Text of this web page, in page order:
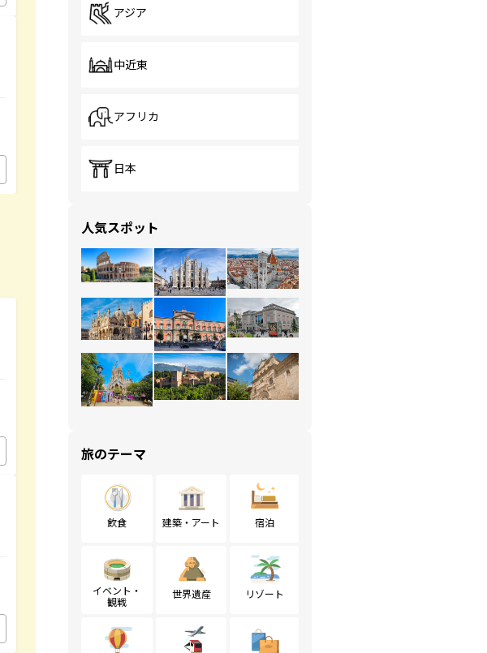
アジア
中近東
アフリカ
日本
人気スポット
旅のテーマ
飲食 建築・アート 宿泊
イベント・
観戦
世界遺産 リゾート